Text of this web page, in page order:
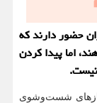
حضور دارند که
اما پیدا کردن
نیست.
شست‌وشوی